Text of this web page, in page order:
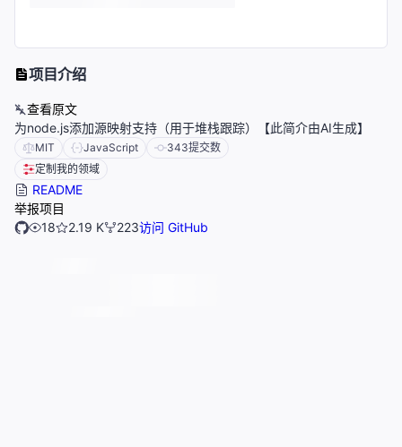
项目介绍
查看原文
为node.js添加源映射支持（用于堆栈跟踪）【此简介由AI生成】
MIT JavaScript 343提交数
定制我的领域
README
举报项目
18
2.19 K 223访问 GitHub